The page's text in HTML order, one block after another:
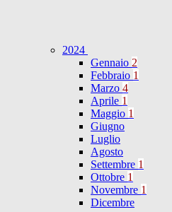
2024
Gennaio 2
Febbraio 1
Marzo 4
Aprile 1
Maggio 1
Giugno
Luglio
Agosto
Settembre 1
Ottobre 1
Novembre 1
Dicembre